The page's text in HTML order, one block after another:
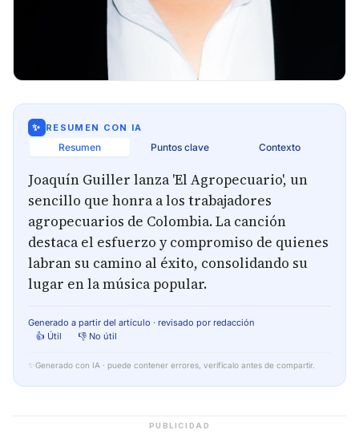
✨ RESUMEN CON IA
Resumen Puntos clave Contexto
Joaquín Guiller lanza 'El Agropecuario', un
sencillo que honra a los trabajadores
agropecuarios de Colombia. La canción
destaca el esfuerzo y compromiso de quienes
labran su camino al éxito, consolidando su
lugar en la música popular.
Generado a partir del artículo · revisado por redacción
👍 Útil
👎 No útil
✨ Generado con IA · puede contener errores, verifícalo antes de compartir.
PUBLICIDAD